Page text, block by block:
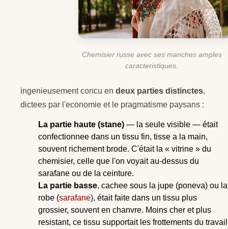
Chemisier russe avec ses manches amples
caracteristiques.
ingenieusement concu en deux parties distinctes,
dictees par l'economie et le pragmatisme paysans :
La partie haute (stane) — la seule visible — était
confectionnee dans un tissu fin, tisse a la main,
souvent richement brode. C'était la « vitrine » du
chemisier, celle que l'on voyait au-dessus du
sarafane ou de la ceinture.
La partie basse, cachee sous la jupe (poneva) ou la
robe (sarafane), était faite dans un tissu plus
grossier, souvent en chanvre. Moins cher et plus
resistant, ce tissu supportait les frottements du travail